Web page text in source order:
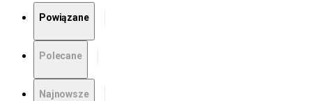
Powiązane
Polecane
Najnowsze